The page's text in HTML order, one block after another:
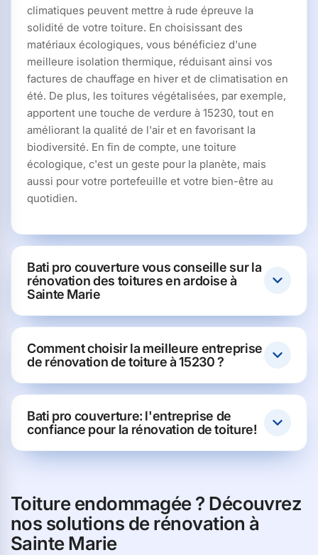
climatiques peuvent mettre à rude épreuve la
solidité de votre toiture. En choisissant des
matériaux écologiques, vous bénéficiez d'une
meilleure isolation thermique, réduisant ainsi vos
factures de chauffage en hiver et de climatisation en
été. De plus, les toitures végétalisées, par exemple,
apportent une touche de verdure à 15230, tout en
améliorant la qualité de l'air et en favorisant la
biodiversité. En fin de compte, une toiture
écologique, c'est un geste pour la planète, mais
aussi pour votre portefeuille et votre bien-être au
quotidien.
Bati pro couverture vous conseille sur la
rénovation des toitures en ardoise à
Sainte Marie
Comment choisir la meilleure entreprise
de rénovation de toiture à 15230 ?
Bati pro couverture: l'entreprise de
confiance pour la rénovation de toiture!
Toiture endommagée ? Découvrez
nos solutions de rénovation à
Sainte Marie